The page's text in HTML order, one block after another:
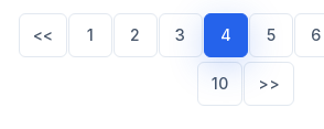
<< 1 2 3 4 5 6
10 >>